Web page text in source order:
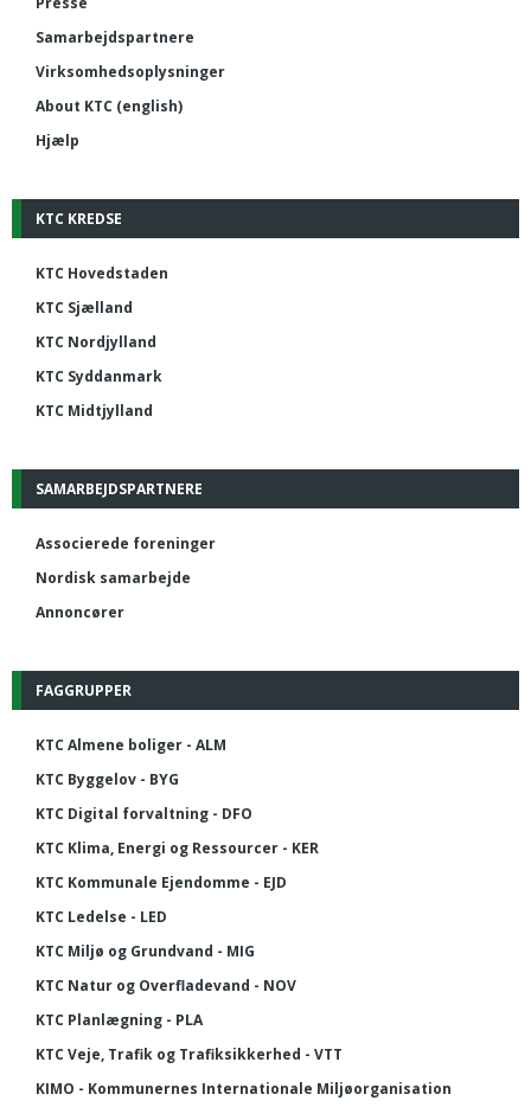
Samarbejdspartnere
Virksomhedsoplysninger
About KTC (english)
Hjælp
KTC KREDSE
KTC Hovedstaden
KTC Sjælland
KTC Nordjylland
KTC Syddanmark
KTC Midtjylland
SAMARBEJDSPARTNERE
Associerede foreninger
Nordisk samarbejde
Annoncører
FAGGRUPPER
KTC Almene boliger - ALM
KTC Byggelov - BYG
KTC Digital forvaltning - DFO
KTC Klima, Energi og Ressourcer - KER
KTC Kommunale Ejendomme - EJD
KTC Ledelse - LED
KTC Miljø og Grundvand - MIG
KTC Natur og Overfladevand - NOV
KTC Planlægning - PLA
KTC Veje, Trafik og Trafiksikkerhed - VTT
KIMO - Kommunernes Internationale Miljøorganisation